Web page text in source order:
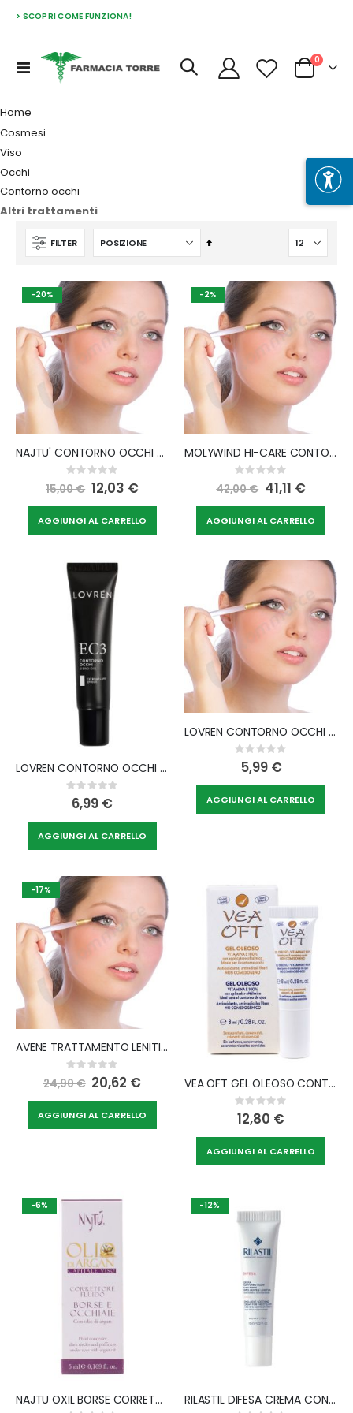
> SCOPRI COME FUNZIONA!
Toggle
Cart
0
Home
Cosmesi
Viso
Occhi
Contorno occhi
Altri trattamenti
FILTER
Imposta
decrescente
-20%
NAJTU' CONTORNO OCCHI VEGAN
Rating:
0%
15,00 € Special
Price
12,03 €
AGGIUNGI AL CARRELLO
-2%
MOLYWIND HI-CARE CONTORNO OCCHI 10 ML
Rating:
0%
42,00 € Special
Price
41,11 €
AGGIUNGI AL CARRELLO
LOVREN CONTORNO OCCHI SIERO GEL 15 ML
Rating:
0%
6,99 €
AGGIUNGI AL CARRELLO
LOVREN CONTORNO OCCHI CREMA RIDENSIFICANTE 15 ML
Rating:
0%
5,99 €
AGGIUNGI AL CARRELLO
-17%
AVENE TRATTAMENTO LENITIVO CONTORNO OCCHI 15 ML
Rating:
0%
24,90 € Special
Price
20,62 €
AGGIUNGI AL CARRELLO
VEA OFT GEL OLEOSO CONTORNO OCCHI 8 ML
Rating:
0%
12,80 €
AGGIUNGI AL CARRELLO
-6%
NAJTU OXIL BORSE CORRETTORE FLUIDO 5 ML
-12%
RILASTIL DIFESA CREMA CONTORNO OCCHI E PALPEBRE EMOLLIENTE E LENITIVA 15 ML